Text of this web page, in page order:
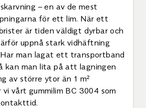
– en av de mest
för ett lim. När ett
är tiden väldigt dyrbar och
uppnå stark vidhäftning
man lagat ett transportband
kan man lita på att lagningen
av större ytor än 1 m²
vårt gummilim BC 3004 som